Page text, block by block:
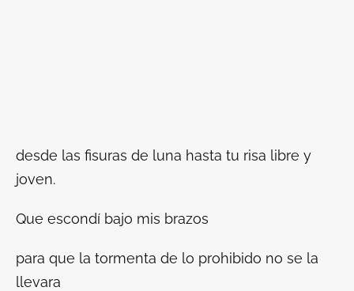
desde las fisuras de luna hasta tu risa libre y
joven.
Que escondí bajo mis brazos
para que la tormenta de lo prohibido no se la
llevara